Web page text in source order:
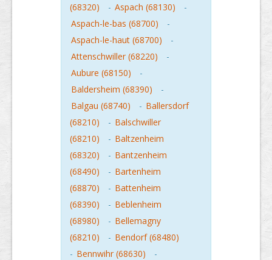
(68320)
- Aspach (68130)
-
Aspach-le-bas (68700)
-
Aspach-le-haut (68700)
-
Attenschwiller (68220)
-
Aubure (68150)
-
Baldersheim (68390)
-
Balgau (68740)
- Ballersdorf
(68210)
- Balschwiller
(68210)
- Baltzenheim
(68320)
- Bantzenheim
(68490)
- Bartenheim
(68870)
- Battenheim
(68390)
- Beblenheim
(68980)
- Bellemagny
(68210)
- Bendorf (68480)
- Bennwihr (68630)
-